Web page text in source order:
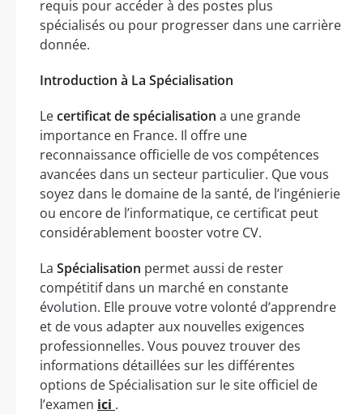
requis pour accéder à des postes plus
spécialisés ou pour progresser dans une carrière
donnée.
Introduction à La Spécialisation
Lecertificat de spécialisation a une grande
importance en France. Il offre une
reconnaissance officielle de vos compétences
avancées dans un secteur particulier. Que vous
soyez dans le domaine de la santé, de l’ingénierie
ou encore de l’informatique, ce certificat peut
considérablement booster votre CV.
La Spécialisation permet aussi de rester
compétitif dans un marché en constante
évolution. Elle prouve votre volonté d’apprendre
et de vous adapter aux nouvelles exigences
professionnelles. Vous pouvez trouver des
informations détaillées sur les différentes
options de Spécialisation sur le site officiel de
l’examen ici .